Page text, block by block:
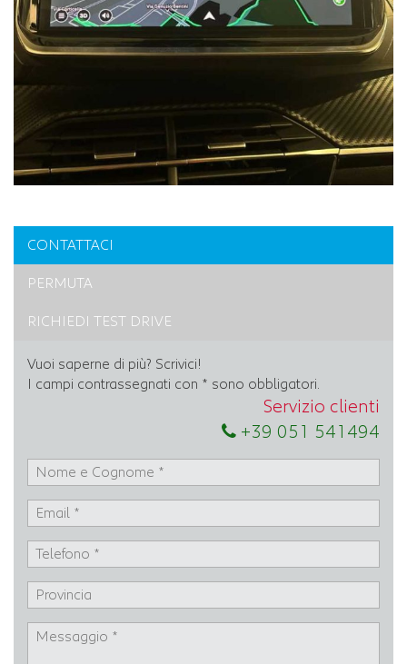
CONTATTACI
PERMUTA
RICHIEDI TEST DRIVE
Vuoi saperne di più? Scrivici!
I campi contrassegnati con * sono obbligatori.
Servizio clienti
+39 051 541494